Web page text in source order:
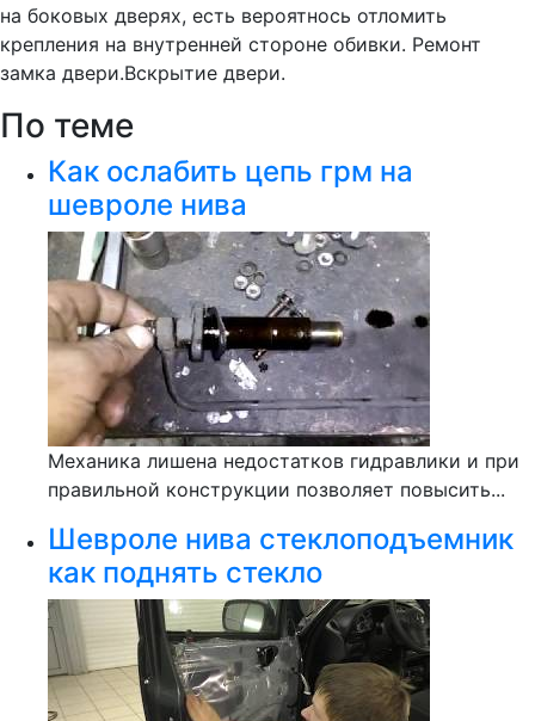
на боковых дверях, есть вероятнось отломить
крепления на внутренней стороне обивки. Ремонт
замка двери.Вскрытие двери.
По теме
Как ослабить цепь грм на
шевроле нива
Механика лишена недостатков гидравлики и при
правильной конструкции позволяет повысить...
Шевроле нива стеклоподъемник
как поднять стекло